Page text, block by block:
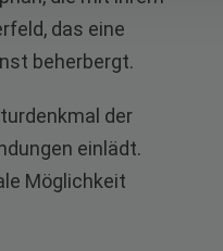
das eine
beherbergt.
der
einlädt.
Möglichkeit